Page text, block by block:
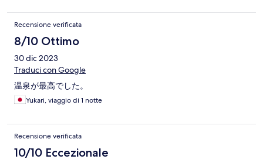
Recensione verificata
8/10 Ottimo
30 dic 2023
Traduci con Google
温泉が最高でした。
Yukari, viaggio di 1 notte
Recensione verificata
10/10 Eccezionale